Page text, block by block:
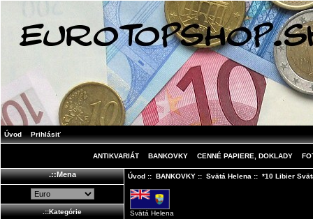
Úvod Prihlásiť
ANTIKVARIÁT BANKOVKY CENNÉ PAPIERE, DOKLADY
.::Mena
.::Kategórie
Úvod:: BANKOVKY:: Svätá Helena :: *10 Libier
Svätá Helena